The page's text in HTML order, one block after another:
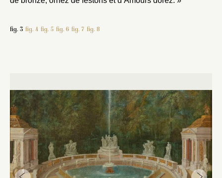
fig. 3 fig. 4 fig. 5 fig. 6 fig. 7 fig. 8